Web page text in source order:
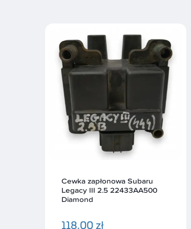
Sprężarka klimatyzacji Subaru
Legacy Outback 2.5 447260-
7940 Denso
199,00 zł